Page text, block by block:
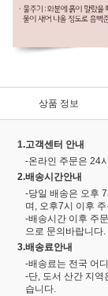
상품 정보
1.고객센터 안내
-온라인 주문은 24
2.배송시간안내
-당일 배송은 오후
며, 오후7시 이후
-배송시간 이후 주
으로 문의바랍니다.
3.배송료안내
-배송료는 전국 어
-단, 도서 산간 지역
습니다.